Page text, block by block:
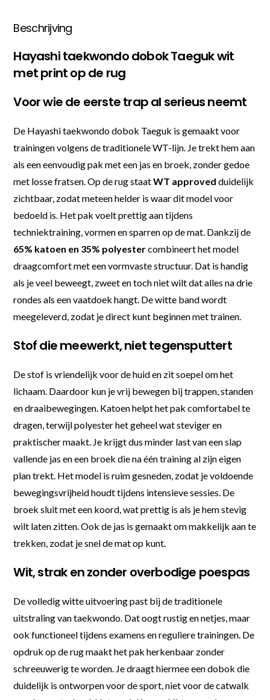
Beschrijving
Hayashi taekwondo dobok Taeguk wit
met print op de rug
Voor wie de eerste trap al serieus neemt
De Hayashi taekwondo dobok Taeguk is gemaakt voor
trainingen volgens de traditionele WT-lijn. Je trekt hem aan
als een eenvoudig pak met een jas en broek, zonder gedoe
met losse fratsen. Op de rug staatWT approved duidelijk
zichtbaar, zodat meteen helder is waar dit model voor
bedoeld is. Het pak voelt prettig aan tijdens
techniektraining, vormen en sparren op de mat. Dankzij de
65% katoen en 35% polyestercombineert het model
draagcomfort met een vormvaste structuur. Dat is handig
als je veel beweegt, zweet en toch niet wilt dat alles na drie
rondes als een vaatdoek hangt. De witte band wordt
meegeleverd, zodat je direct kunt beginnen met trainen.
Stof die meewerkt, niet tegensputtert
De stof is vriendelijk voor de huid en zit soepel om het
lichaam. Daardoor kun je vrij bewegen bij trappen, standen
en draaibewegingen. Katoen helpt het pak comfortabel te
dragen, terwijl polyester het geheel wat steviger en
praktischer maakt. Je krijgt dus minder last van een slap
vallende jas en een broek die na één training al zijn eigen
plan trekt. Het model is ruim gesneden, zodat je voldoende
bewegingsvrijheid houdt tijdens intensieve sessies. De
broek sluit met een koord, wat prettig is als je hem stevig
wilt laten zitten. Ook de jas is gemaakt om makkelijk aan te
trekken, zodat je snel de mat op kunt.
Wit, strak en zonder overbodige poespas
De volledig witte uitvoering past bij de traditionele
uitstraling van taekwondo. Dat oogt rustig en netjes, maar
ook functioneel tijdens examens en reguliere trainingen. De
opdruk op de rug maakt het pak herkenbaar zonder
schreeuwerig te worden. Je draagt hiermee een dobok die
duidelijk is ontworpen voor de sport, niet voor de catwalk